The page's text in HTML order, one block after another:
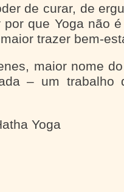
de curar, de
que Yoga não
trazer bem-
maior nome
– um
Yoga